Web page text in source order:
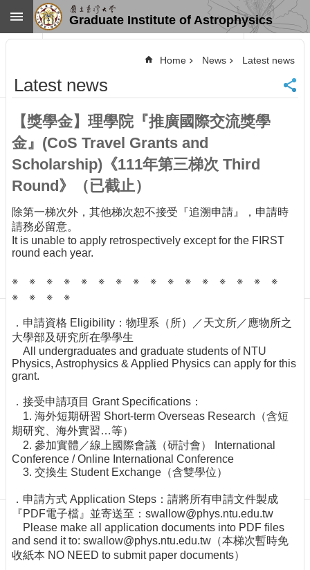
Skip to main content
Home
NTU
SiteMap
Contact
US
Chinese
News
Faculty&Staff
Talks
Curriculum
Student
Affairs
of
Physics
Graduate Institute of Astrophysics
Home News Latest news
Latest news
【獎學金】理學院『推廣國際交流獎學
金』(CoS Travel Grants and
Scholarship)《111年第三梯次 Third
Round》（已截止）
除第一梯次外，其他梯次恕不接受『追溯申請』，申請時
請務必留意。
It is unable to apply retrospectively except for the FIRST
round each year.
※ ※ ※ ※ ※ ※ ※ ※ ※ ※ ※ ※ ※ ※ ※ ※
※ ※ ※ ※
．申請資格 Eligibility：物理系（所）／天文所／應物所之
大學部及研究所在學學生
All undergraduates and graduate students of NTU
Physics, Astrophysics & Applied Physics can apply for this
grant.
．接受申請項目 Grant Specifications：
1. 海外短期研習 Short-term Overseas Research（含短
期研究、海外實習…等）
2. 參加實體／線上國際會議（研討會） International
Conference / Online International Conference
3. 交換生 Student Exchange（含雙學位）
．申請方式 Application Steps：請將所有申請文件製成
『PDF電子檔』並寄送至：swallow@phys.ntu.edu.tw
Please make all application documents into PDF files
and send it to: swallow@phys.ntu.edu.tw（本梯次暫時免
收紙本 NO NEED to submit paper documents）